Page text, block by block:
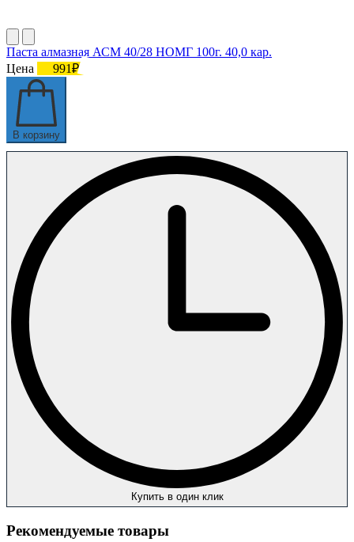
Паста алмазная АСМ 40/28 НОМГ 100г. 40,0 кар.
Цена
991₽
В корзину
Купить в один клик
Рекомендуемые товары